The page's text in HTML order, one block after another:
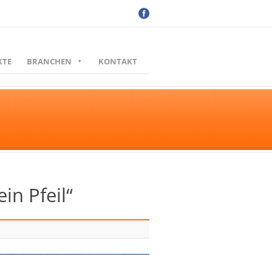
BRANCHEN KONTAKT
Pfeil“